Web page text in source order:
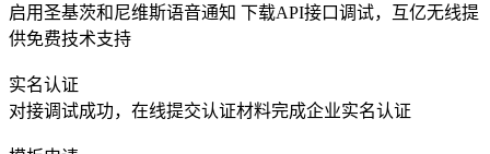
启用圣基茨和尼维斯语音通知 下载API接口调试，互亿无线提
供免费技术支持
实名认证
对接调试成功，在线提交认证材料完成企业实名认证